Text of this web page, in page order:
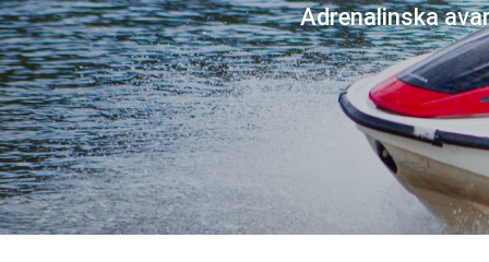
Adrenalinska